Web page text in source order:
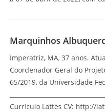
Marquinhos
Imperatriz, MA, 37 anos.
Coordenador Geral do
65/2019, da Universidade
Currículo Lattes CV: http://